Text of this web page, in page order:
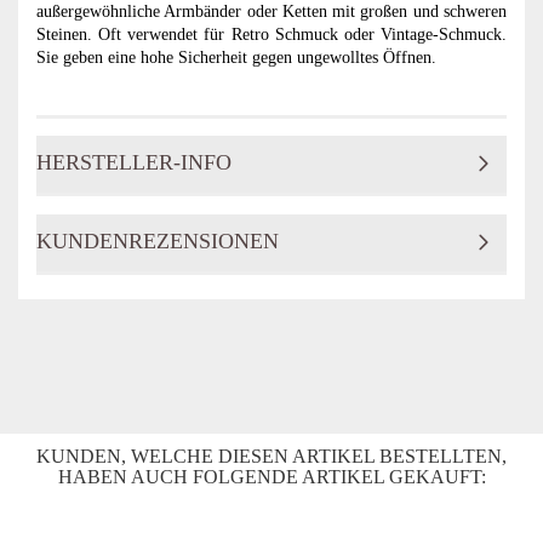
außergewöhnliche Armbänder oder Ketten mit großen und schweren
Steinen. Oft verwendet für Retro Schmuck oder Vintage-Schmuck.
Sie geben eine hohe Sicherheit gegen ungewolltes Öffnen.
HERSTELLER-INFO
KUNDENREZENSIONEN
KUNDEN, WELCHE DIESEN ARTIKEL BESTELLTEN,
HABEN AUCH FOLGENDE ARTIKEL GEKAUFT: